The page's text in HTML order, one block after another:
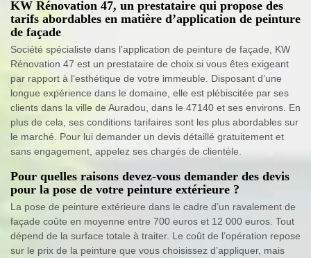
KW Rénovation 47, un prestataire qui propose des
tarifs abordables en matière d’application de peinture
de façade
Société spécialiste dans l’application de peinture de façade, KW
Rénovation 47 est un prestataire de choix si vous êtes exigeant
par rapport à l’esthétique de votre immeuble. Disposant d’une
longue expérience dans le domaine, elle est plébiscitée par ses
clients dans la ville de Auradou, dans le 47140 et ses environs. En
plus de cela, ses conditions tarifaires sont les plus abordables sur
le marché. Pour lui demander un devis détaillé gratuitement et
sans engagement, appelez ses chargés de clientèle.
Pour quelles raisons devez-vous demander des devis
pour la pose de votre peinture extérieure ?
La pose de peinture extérieure dans le cadre d’un ravalement de
façade coûte en moyenne entre 700 euros et 12 000 euros. Tout
dépend de la surface totale à traiter. Le coût de l’opération repose
sur le prix de la peinture que vous choisissez d’appliquer, mais